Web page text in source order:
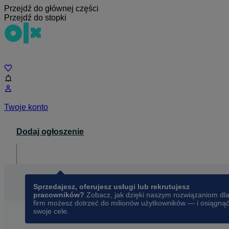
Przejdź do głównej części
Przejdź do stopki
Twoje konto
Dodaj ogłoszenie
Sprzedajesz, oferujesz usługi lub rekrutujesz
pracowników? Zobacz, jak dzięki naszym rozwiązaniom dla
firm możesz dotrzeć do milionów użytkowników — i osiągnąć
swoje cele.